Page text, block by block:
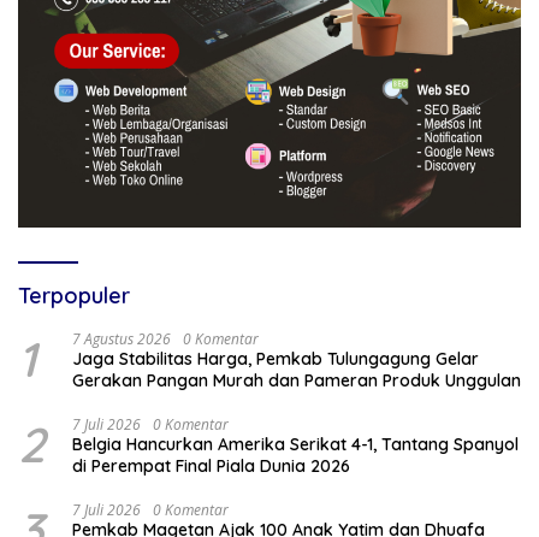
Terpopuler
1 7 Agustus 2026 0 Komentar
Jaga Stabilitas Harga, Pemkab Tulungagung Gelar
Gerakan Pangan Murah dan Pameran Produk Unggulan
2 7 Juli 2026 0 Komentar
Belgia Hancurkan Amerika Serikat 4-1, Tantang Spanyol
di Perempat Final Piala Dunia 2026
7 Juli 2026 0 Komentar
Pemkab Magetan Ajak 100 Anak Yatim dan Dhuafa